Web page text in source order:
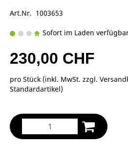
Art.Nr. 1003653
Sofort im Laden
230,00 CHF
pro Stück (inkl. MwSt. zzgl.
Standardartikel)